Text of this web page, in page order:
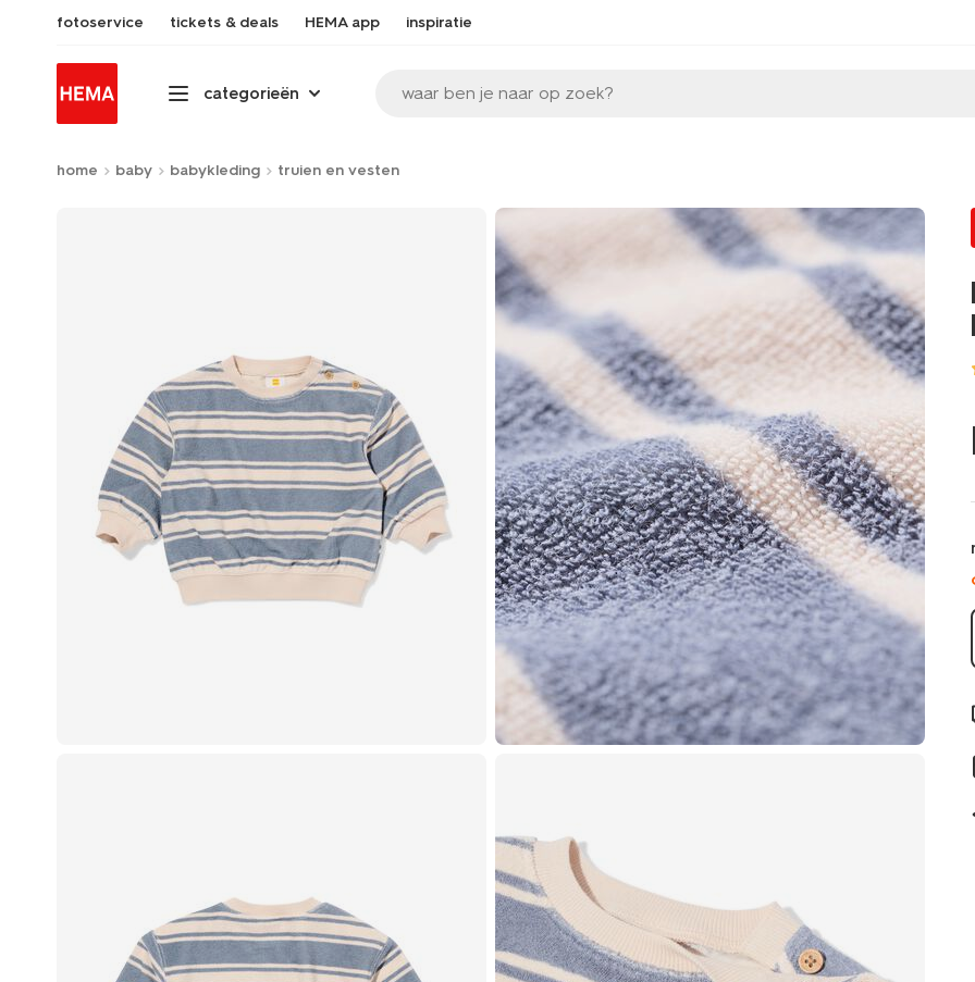
fotoservice tickets & deals HEMA app inspiratie
categorieën waar ben je naar op zoek?
home baby babykleding truien en vesten